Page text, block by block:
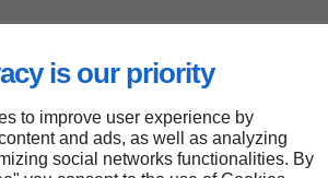
is our priority
to improve user experience by
and ads, as well as analyzing
social networks functionalities. By